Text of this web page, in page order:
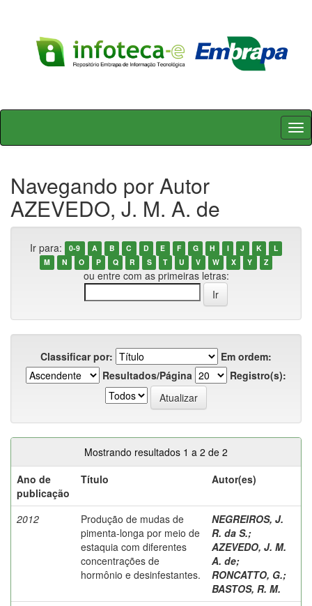
Skip
Navegando por Autor
AZEVEDO, J. M. A. de
Ir para: 0-9 A B C D E F G H I J K
L
M
N O P Q R S T U V W X Y Z
ou entre com as primeiras letras:
Classificar por:
Em ordem:
Resultados/Página
Registro(s):
Mostrando resultados 1 a 2 de 2
Ano de
publicação
Título Autor(es)
2012
Produção de mudas de
pimenta-longa por meio de
estaquia com diferentes
concentrações de
hormônio e desinfestantes.
NEGREIROS, J.
R. da S.;
AZEVEDO, J. M.
A. de;
RONCATTO, G.;
BASTOS, R. M.